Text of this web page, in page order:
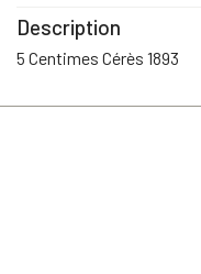
Description
5 Centimes Cérès 1893